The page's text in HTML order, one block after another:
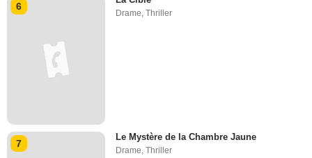
6
Drame,Thriller
7
Le Mystère de la Chambre Jaune
Drame,Thriller